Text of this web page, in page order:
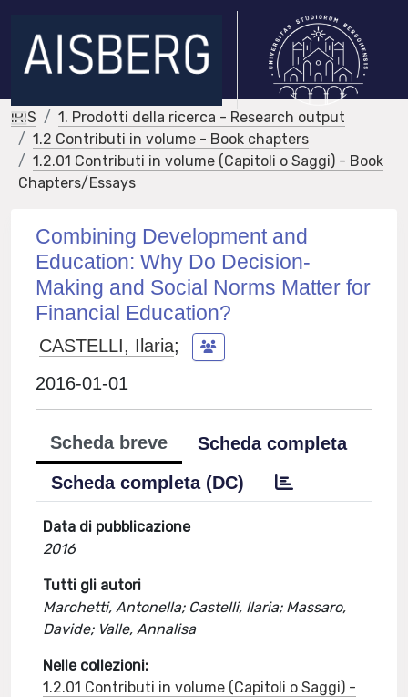
IRIS
1. Prodotti della ricerca - Research output
1.2 Contributi in volume - Book chapters
1.2.01 Contributi in volume (Capitoli o Saggi) - Book
Chapters/Essays
Combining Development and
Education: Why Do Decision-
Making and Social Norms Matter for
Financial Education?
CASTELLI, Ilaria;
2016-01-01
Scheda breve
Scheda completa
Scheda completa (DC)
Data di pubblicazione
2016
Tutti gli autori
Marchetti, Antonella; Castelli, Ilaria; Massaro,
Davide; Valle, Annalisa
Nelle collezioni:
1.2.01 Contributi in volume (Capitoli o Saggi) -